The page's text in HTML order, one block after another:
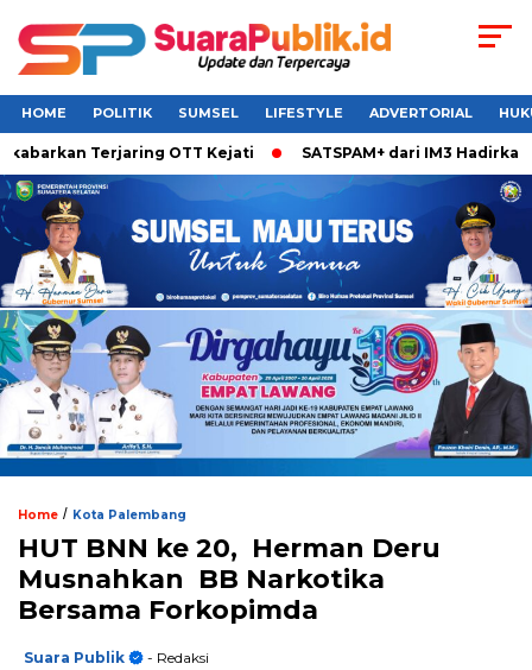
HOME POLITIK SUMSEL LIFESTYLE ADVERTORIAL
Terjaring OTT Kejati SATSPAM+ dari IM3 Hadirkan
Home / Kota Palembang
HUT BNN ke 20, Herman Deru
Musnahkan BB Narkotika
Bersama Forkopimda
Suara Publik
- Redaksi